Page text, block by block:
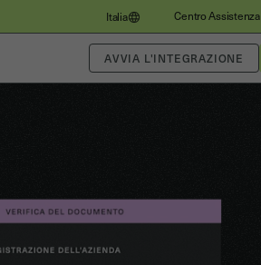
Italia Centro Assistenza
AVVIA L'INTEGRAZIONE